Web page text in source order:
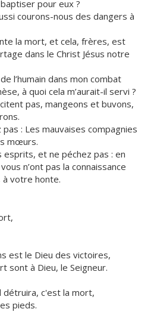
pour eux ?
courons-nous des dangers à
la mort, et cela, frères, est
dans le Christ Jésus notre
l’humain dans mon combat
à quoi cela m’aurait-il servi ?
pas, mangeons et buvons,
: Les mauvaises compagnies
mœurs.
et ne péchez pas : en
n’ont pas la connaissance
à votre honte.
est le Dieu des victoires,
sont à Dieu, le Seigneur.
détruira, c'est la mort,
pieds.